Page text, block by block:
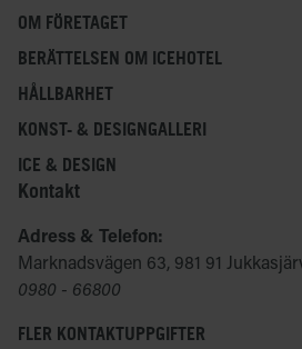
OM FÖRETAGET
BERÄTTELSEN OM ICEHOTEL
HÅLLBARHET
KONST- & DESIGNGALLERI
ICE & DESIGN
Kontakt
Adress & Telefon:
Marknadsvägen 63, 981 91
0980 - 66800
FLER KONTAKTUPPGIFTER